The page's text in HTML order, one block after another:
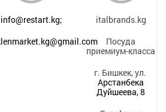
info@restart.kg;
italbrands.kg
Посуда
приемиум-класса
г. Бишкек, ул.
Арстанбека
Дуйшеева, 8